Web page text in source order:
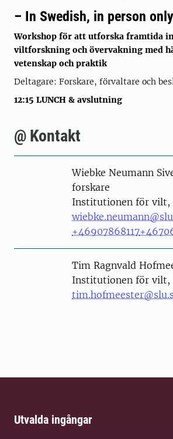
– In Swedish, in person only
Workshop för att utforska framtida
viltforskning och övervakning med
vetenskap och praktik
Deltagare: Forskare, förvaltare och
12:15 LUNCH & avslutning
@ Kontakt
PersonWiebke Neumann
forskare
Institutionen för vilt,
+46907868117
PersonTim Ragnvald
Institutionen för vilt,
Utvalda ingångar